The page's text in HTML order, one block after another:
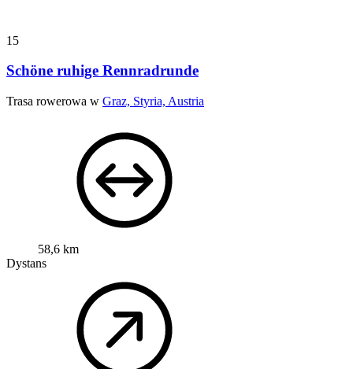
15
Schöne ruhige Rennradrunde
Trasa rowerowa w Graz, Styria, Austria
58,6 km
Dystans